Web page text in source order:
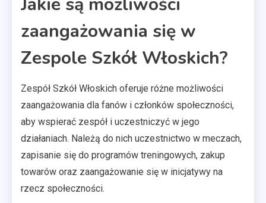
zaangażowania się w
Zespole Szkół Włoskich?
Zespół Szkół Włoskich oferuje różne możliwości
zaangażowania dla fanów i członków społeczności,
aby wspierać zespół i uczestniczyć w jego
działaniach. Należą do nich uczestnictwo w meczach,
zapisanie się do programów treningowych, zakup
towarów oraz zaangażowanie się w inicjatywy na
rzecz społeczności.